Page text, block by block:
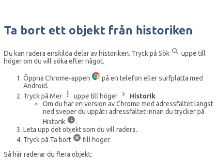
Ta bort ett objekt från historiken
Du kan radera enskilda delar av historiken. Tryck på Sök
uppe till
höger om du vill söka efter något.
Öppna Chrome-appen
på en telefon eller surfplatta med
Android.
Tryck på Mer
uppe till höger Historik.
Om du har en version av Chrome med adressfältet längst
ned sveper du uppåt i adressfältet innan du trycker på
Historik
.
Leta upp det objekt som du vill radera.
Tryck på Ta bort
till höger.
Så här raderar du flera objekt: